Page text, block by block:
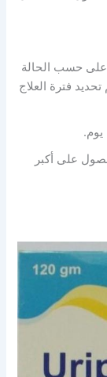
على حسب الحالة
فترة العلاج
على أكبر